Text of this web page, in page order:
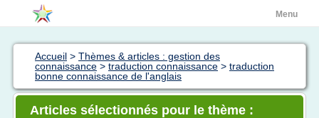
Menu
Accueil > Thèmes & articles : gestion des
connaissance > traduction connaissance > traduction
bonne connaissance de l'anglais
Articles sélectionnés pour le thème :